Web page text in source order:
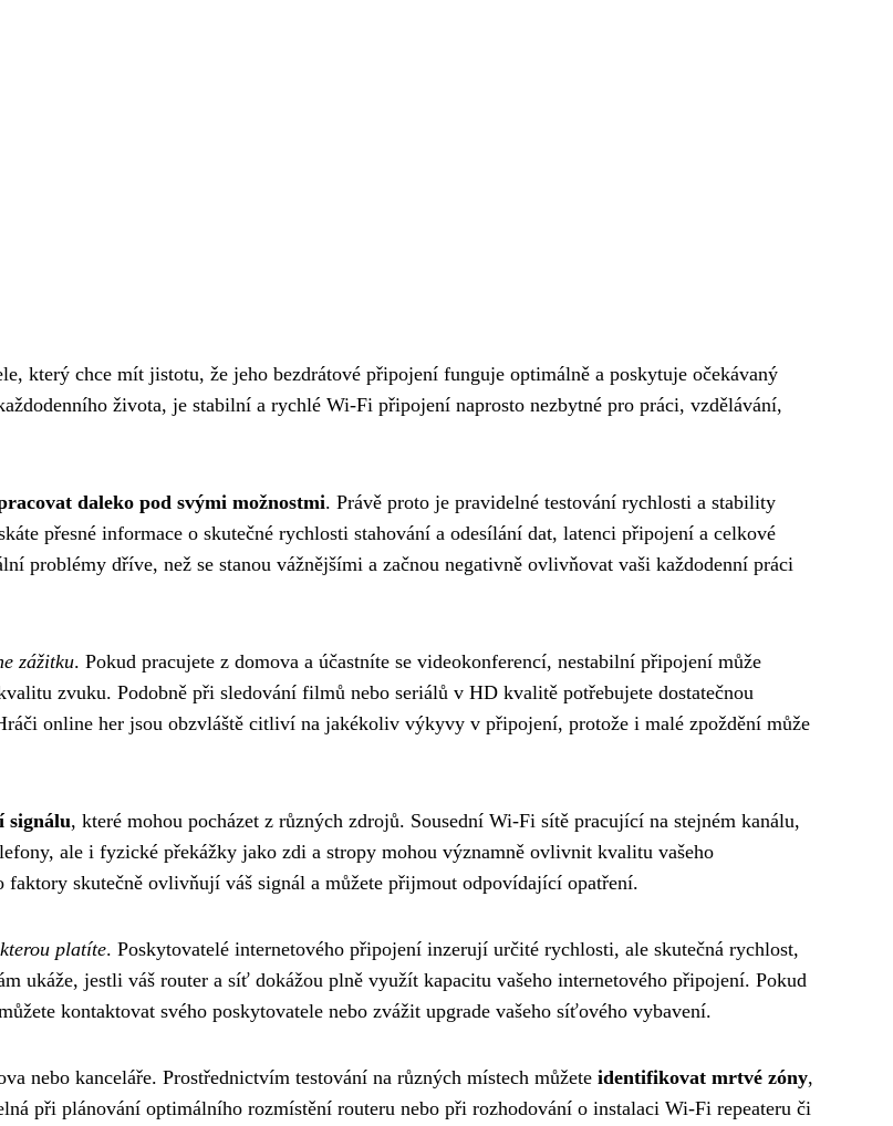
který chce mít jistotu, že jeho bezdrátové připojení funguje optimálně a poskytuje očekávaný
života, je stabilní a rychlé Wi-Fi připojení naprosto nezbytné pro práci, vzdělávání,
daleko pod svými možnostmi. Právě proto je pravidelné testování rychlosti a stability
přesné informace o skutečné rychlosti stahování a odesílání dat, latenci připojení a celkové
problémy dříve, než se stanou vážnějšími a začnou negativně ovlivňovat vaši každodenní práci
zážitku. Pokud pracujete z domova a účastníte se videokonferencí, nestabilní připojení může
zvuku. Podobně při sledování filmů nebo seriálů v HD kvalitě potřebujete dostatečnou
online her jsou obzvláště citliví na jakékoliv výkyvy v připojení, protože i malé zpoždění může
signálu, které mohou pocházet z různých zdrojů. Sousední Wi-Fi sítě pracující na stejném kanálu,
ale i fyzické překážky jako zdi a stropy mohou významně ovlivnit kvalitu vašeho
skutečně ovlivňují váš signál a můžete přijmout odpovídající opatření.
platíte. Poskytovatelé internetového připojení inzerují určité rychlosti, ale skutečná rychlost,
ukáže, jestli váš router a síť dokážou plně využít kapacitu vašeho internetového připojení. Pokud
kontaktovat svého poskytovatele nebo zvážit upgrade vašeho síťového vybavení.
nebo kanceláře. Prostřednictvím testování na různých místech můžete identifikovat mrtvé zóny,
při plánování optimálního rozmístění routeru nebo při rozhodování o instalaci Wi-Fi repeateru či